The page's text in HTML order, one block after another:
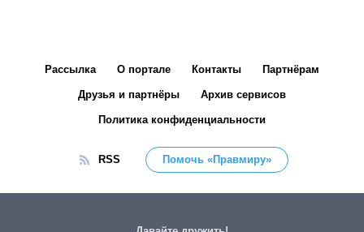
Рассылка О портале Контакты Партнёрам
Друзья и партнёры Архив сервисов
Политика конфиденциальности
RSS Помочь «Правмиру»